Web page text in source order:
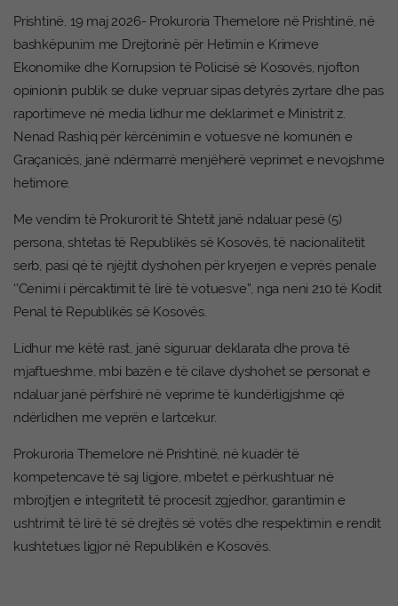
Prishtinë, 19 maj 2026- Prokuroria Themelore në Prishtinë, në
bashkëpunim me Drejtorinë për Hetimin e Krimeve
Ekonomike dhe Korrupsion të Policisë së Kosovës, njofton
opinionin publik se duke vepruar sipas detyrës zyrtare dhe pas
raportimeve në media lidhur me deklarimet e Ministrit z.
Nenad Rashiq për kërcënimin e votuesve në komunën e
Graçanicës, janë ndërmarrë menjëherë veprimet e nevojshme
hetimore.
Me vendim të Prokurorit të Shtetit janë ndaluar pesë (5)
persona, shtetas të Republikës së Kosovës, të nacionalitetit
serb, pasi që të njëjtit dyshohen për kryerjen e veprës penale
‘’Cenimi i përcaktimit të lirë të votuesve’’, nga neni 210 të Kodit
Penal të Republikës së Kosovës.
Lidhur me këtë rast, janë siguruar deklarata dhe prova të
mjaftueshme, mbi bazën e të cilave dyshohet se personat e
ndaluar janë përfshirë në veprime të kundërligjshme që
ndërlidhen me veprën e lartcekur.
Prokuroria Themelore në Prishtinë, në kuadër të
kompetencave të saj ligjore, mbetet e përkushtuar në
mbrojtjen e integritetit të procesit zgjedhor, garantimin e
ushtrimit të lirë të së drejtës së votës dhe respektimin e rendit
kushtetues ligjor në Republikën e Kosovës.